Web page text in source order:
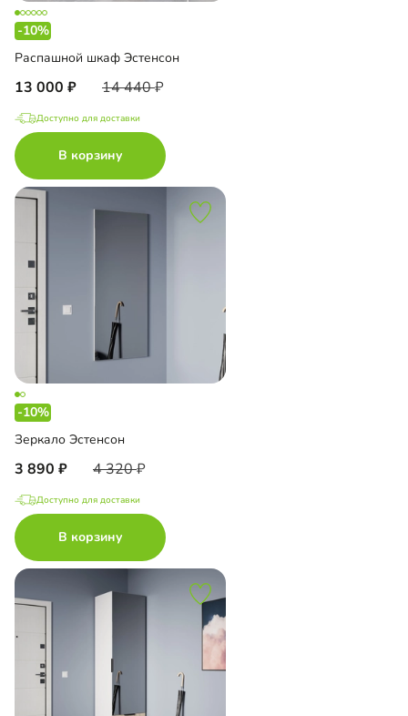
-10%
Распашной шкаф Эстенсон
13 000 14 440
Доступно для доставки
В корзину
-10%
Зеркало Эстенсон
3 890 4 320
Доступно для доставки
В корзину